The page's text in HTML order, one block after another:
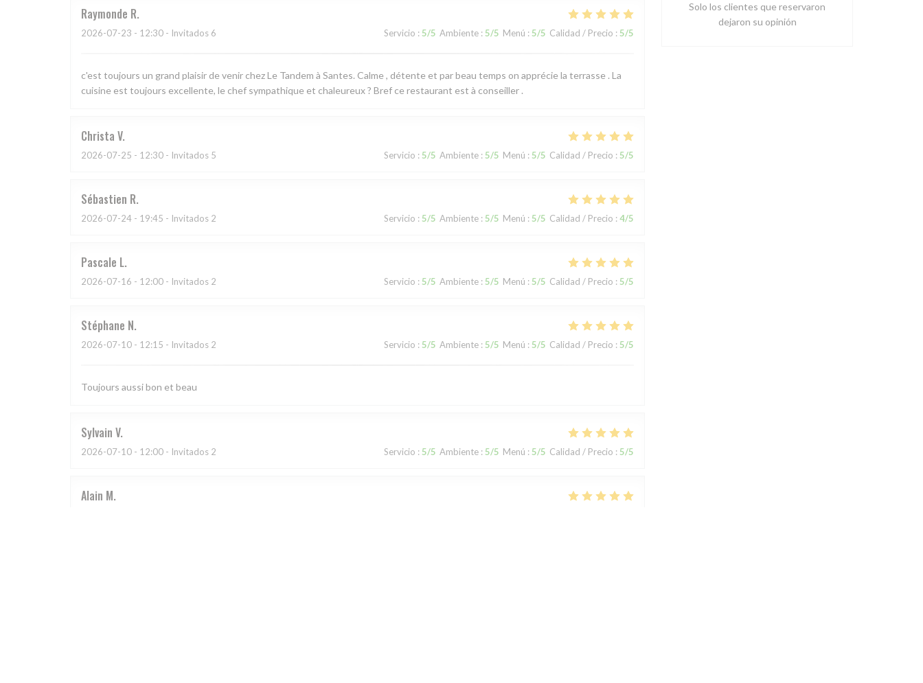
Raymonde R
2026-07-23 - 12:30 - Invitados 6 Servicio : 5/5 Ambiente : 5/5 Menú : 5/5 Calidad / Precio : 5/5
c'est toujours un grand plaisir de venir chez Le Tandem à Santes. Calme , détente et par beau temps on apprécie la terrasse . La
cuisine est toujours excellente, le chef sympathique et chaleureux ? Bref ce restaurant est à conseiller .
Christa V
2026-07-25 - 12:30 - Invitados 5 Servicio : 5/5 Ambiente : 5/5 Menú : 5/5 Calidad / Precio : 5/5
Sébastien R
2026-07-24 - 19:45 - Invitados 2 Servicio : 5/5 Ambiente : 5/5 Menú : 5/5 Calidad / Precio : 4/5
Pascale L
2026-07-16 - 12:00 - Invitados 2 Servicio : 5/5 Ambiente : 5/5 Menú : 5/5 Calidad / Precio : 5/5
Stéphane N
2026-07-10 - 12:15 - Invitados 2 Servicio : 5/5 Ambiente : 5/5 Menú : 5/5 Calidad / Precio : 5/5
Toujours aussi bon et beau
Sylvain V
2026-07-10 - 12:00 - Invitados 2 Servicio : 5/5 Ambiente : 5/5 Menú : 5/5 Calidad / Precio : 5/5
Alain M
Solo los clientes que reservaron
dejaron su opinión